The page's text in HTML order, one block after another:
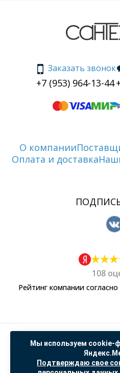
Заказать звонок
+7 (953) 964-13-44
О компании
Оплата и доставка
108
Рейтинг компании
Политика обработки
Согласие на обработку
"© ООО “САНТЕХГИД”, 2026. Все права
Мы используем cookie-
Подтверждаю свое